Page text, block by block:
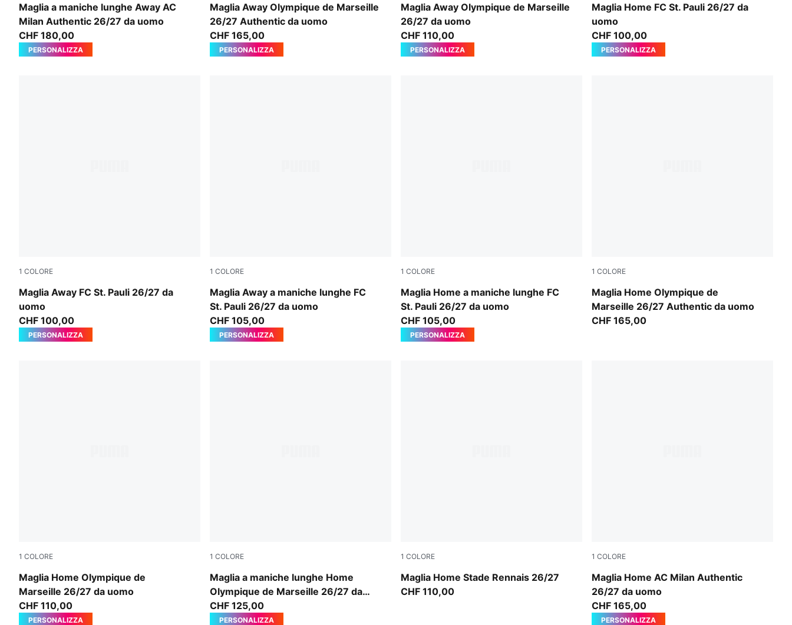
Maglia a maniche lunghe Away AC
Milan Authentic 26/27 da uomo
PUMA White-Victory Gold
CHF 180,00
PERSONALIZZA
Maglia Away Olympique de Marseille
26/27 Authentic da uomo
New Navy-Baltic Sea Blue
CHF 165,00
PERSONALIZZA
Maglia Away Olympique de Marseille
26/27 da uomo
New Navy-Baltic Sea Blue
CHF 110,00
PERSONALIZZA
Maglia Home FC St. Pauli 26/27 da
uomo
Espresso Brown-PUMA White
CHF 100,00
PERSONALIZZA
1 COLORE
Maglia Away FC St. Pauli 26/27 da
uomo
PUMA White-Espresso Brown
CHF 100,00
PERSONALIZZA
1 COLORE
Maglia Away a maniche lunghe FC
St. Pauli 26/27 da uomo
PUMA White-Espresso Brown
CHF 105,00
PERSONALIZZA
1 COLORE
Maglia Home a maniche lunghe FC
St. Pauli 26/27 da uomo
Espresso Brown-PUMA White
CHF 105,00
PERSONALIZZA
1 COLORE
Maglia Home Olympique de
Marseille 26/27 Authentic da uomo
PUMA White-PUMA Team Royal
CHF 165,00
1 COLORE
Maglia Home Olympique de
Marseille 26/27 da uomo
PUMA White-PUMA Team Royal
CHF 110,00
PERSONALIZZA
1 COLORE
Maglia a maniche lunghe Home
Olympique de Marseille 26/27 da
uomo
PUMA White-PUMA Team Royal
CHF 125,00
PERSONALIZZA
1 COLORE
Maglia Home Stade Rennais 26/27
PUMA Red-PUMA Black
CHF 110,00
1 COLORE
Maglia Home AC Milan Authentic
26/27 da uomo
PUMA Black-For All Time Red
CHF 165,00
PERSONALIZZA